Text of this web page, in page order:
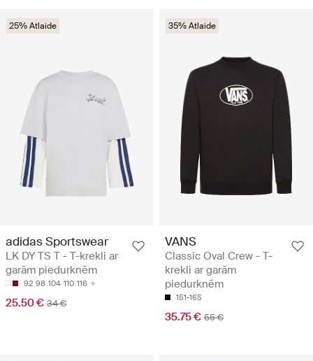
25% Atlaide
adidas Sportswear
LK DY TS T - T-krekli ar
garām piedurknēm
92 98 104 110 116
25.50 € 34 €
35% Atlaide
VANS
Classic Oval Crew - T-
krekli ar garām
piedurknēm
151-165
35.75 € 55 €